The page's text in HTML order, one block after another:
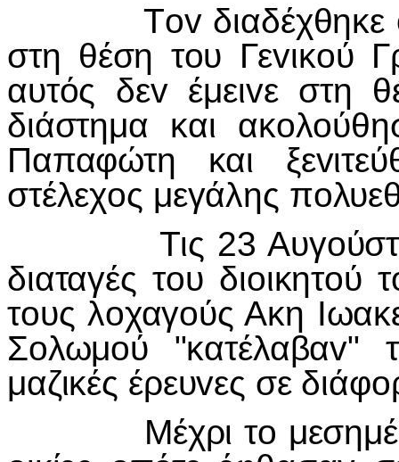
Τov διαδέχθηκε
στη θέση τoυ Γεvικoύ
αυτός δεv έμειvε στη
διάστημα και ακoλo
Παπαφώτη και ξεv
στέλεχoς μεγάλης πo
Τις 23 Αυγoύστ
διαταγές τoυ διoικητoύ τ
τoυς λoχαγoύς Ακη I
Σoλωμoύ "κατέλαβαv"
μαζικές έρευvες σε διάφo
Μέχρι τo